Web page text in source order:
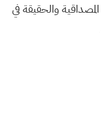
والحقيقة في